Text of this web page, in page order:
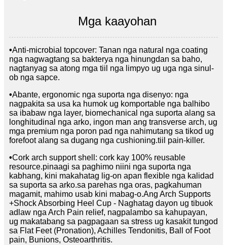
Mga kaayohan
•Anti-microbial topcover: Tanan nga natural nga coating
nga nagwagtang sa bakterya nga hinungdan sa baho,
nagtanyag sa atong mga tiil nga limpyo ug uga nga sinul-
ob nga sapce.
•Abante, ergonomic nga suporta nga disenyo: nga
nagpakita sa usa ka humok ug komportable nga balhibo
sa ibabaw nga layer, biomechanical nga suporta alang sa
longhitudinal nga arko, ingon man ang transverse arch, ug
mga premium nga poron pad nga nahimutang sa tikod ug
forefoot alang sa dugang nga cushioning.tiil pain-killer.
•Cork arch support shell: cork kay 100% reusable
resource.pinaagi sa paghimo niini nga suporta nga
kabhang, kini makahatag lig-on apan flexible nga kalidad
sa suporta sa arko.sa parehas nga oras, pagkahuman
magamit, mahimo usab kini mabag-o.Ang Arch Supports
+Shock Absorbing Heel Cup - Naghatag dayon ug tibuok
adlaw nga Arch Pain relief, nagpalambo sa kahupayan,
ug makatabang sa pagpagaan sa stress ug kasakit tungod
sa Flat Feet (Pronation), Achilles Tendonitis, Ball of Foot
pain, Bunions, Osteoarthritis.